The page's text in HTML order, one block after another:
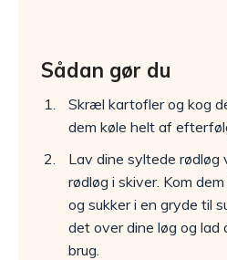
Sådan gør du
Skræl kartofler og kog
dem køle helt af
Lav dine syltede rødløg
rødløg i skiver. Kom
og sukker i en gryde til
det over dine løg og
brug.